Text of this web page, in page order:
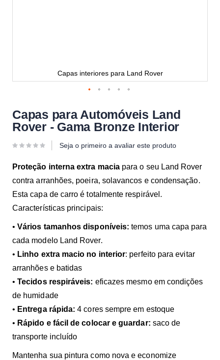
Capas interiores para Land Rover
Capas para Automóveis Land
Rover - Gama Bronze Interior
Seja o primeiro a avaliar este produto
Proteção interna extra maciapara o seu Land Rover
contra arranhões, poeira, solavancos e condensação.
Esta capa de carro é totalmente respirável.
Características principais:
•Vários tamanhos disponíveis: temos uma capa para
cada modelo Land Rover.
• Linho extra macio no interior: perfeito para evitar
arranhões e batidas
•Tecidos respiráveis: eficazes mesmo em condições
de humidade
• Entrega rápida: 4 cores sempre em estoque
• Rápido e fácil de colocar e guardar: saco de
transporte incluído
Mantenha sua pintura como nova e economize